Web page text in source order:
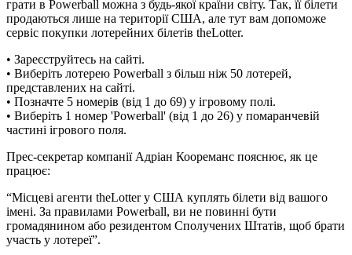
грати в Powerball можна з будь-якої країни світу. Так, її білети
продаються лише на території США, але тут вам допоможе
сервіс покупки лотерейних білетів theLotter.
• Зареєструйтесь на сайті.
• Виберіть лотерею Powerball з більш ніж 50 лотерей,
представлених на сайті.
• Позначте 5 номерів (від 1 до 69) у ігровому полі.
• Виберіть 1 номер 'Powerball' (від 1 до 26) у помаранчевій
частині ігрового поля.
Прес-секретар компанії Адріан Коореманс пояснює, як це
працює:
“Місцеві агенти theLotter у США куплять білети від вашого
імені. За правилами Powerball, ви не повинні бути
громадянином або резидентом Сполучених Штатів, щоб брати
участь у лотереї”.